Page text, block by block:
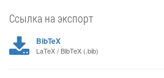
Ссылка на экспорт
BibTeX
LaTeX / BibTeX (.bib)